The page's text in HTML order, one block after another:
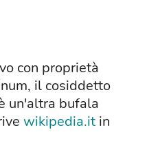
con proprietà
il cosiddetto
un'altra bufala
wikipedia.it in